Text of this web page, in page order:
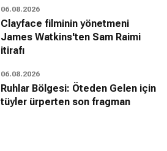
06.08.2026
Clayface filminin yönetmeni
James Watkins'ten Sam Raimi
itirafı
06.08.2026
Ruhlar Bölgesi: Öteden Gelen için
tüyler ürperten son fragman